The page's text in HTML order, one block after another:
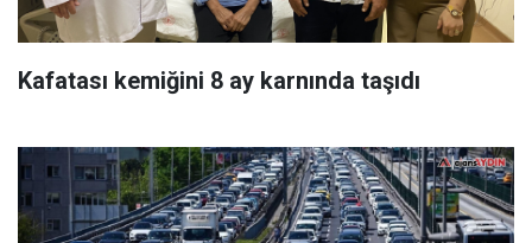
Kafatası kemiğini 8 ay karnında taşıdı